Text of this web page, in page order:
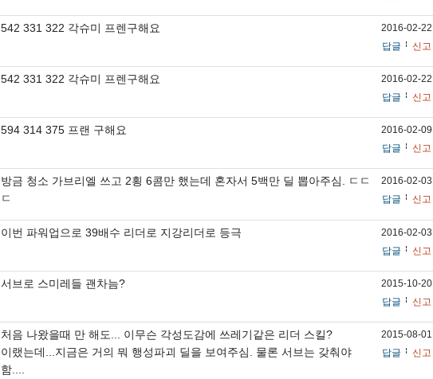
542 331 322 각슈미 프렌구해요
2016-02-22
답글
신고
542 331 322 각슈미 프렌구해요
2016-02-22
답글
신고
594 314 375 프랜 구해요
2016-02-09
답글
신고
방금 청소 가브리엘 쓰고 2횡 6콤만 했는데 혼자서 5백만 딜 뽑아주심. ㄷㄷ
ㄷ
2016-02-03
답글
신고
이번 파워업으로 39배수 리더로 지강리더로 등극
2016-02-03
답글
신고
서브로 스미레들 괜차늠?
2015-10-20
답글
신고
처음 나왔을때 만 해도... 이무슨 각성도감에 쓰레기같은 리더 스킬?
이랬는데...지금은 거의 뭐 행성파괴 딜을 보여주심. 물론 서브는 갖춰야
함....
2015-08-01
답글
신고